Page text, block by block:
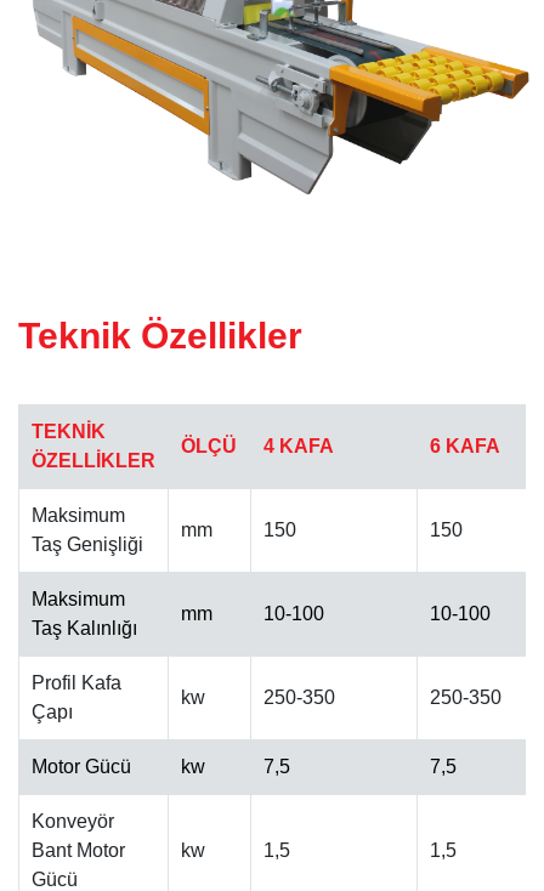
KÖPRÜ KESIM MAKINESI
OTOMATIK CILA MAKINESI
Teknik Özellikler
TEKNİK
ÖZELLİKLER
ÖLÇÜ 4 KAFA 6 KAFA
Maksimum
Taş Genişliği
mm 150 150
Maksimum
Taş Kalınlığı
mm 10-100 10-100
Profil Kafa
Çapı
kw 250-350 250-350
Motor Gücü kw 7,5 7,5
Konveyör
Bant Motor
Gücü
kw 1,5 1,5